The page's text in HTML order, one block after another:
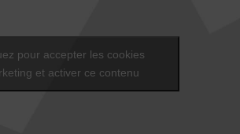
pour accepter les cookies
et activer ce contenu